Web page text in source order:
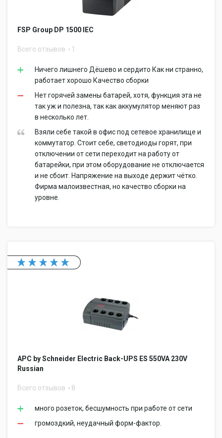
FSP Group DP 1500 IEC
Всего отзывов 1
Ничего лишнего Дёшево и сердито Как ни странно,
работает хорошо Качество сборки
Нет горячей замены батарей, хотя, функция эта не
так уж и полезна, так как аккумулятор меняют раз
в несколько лет.
Взяли себе такой в офис под сетевое хранилище и
коммутатор. Стоит себе, светодиоды горят, при
отключении от сети переходит на работу от
батарейки, при этом оборудование не отключается
и не сбоит. Напряжение на выходе держит чётко.
Фирма малоизвестная, но качество сборки на
уровне.
APC by Schneider Electric Back-UPS ES 550VA 230V
Russian
Всего отзывов 8
много розеток, бесшумность при работе от сети
громоздкий, неудачный форм-фактор.